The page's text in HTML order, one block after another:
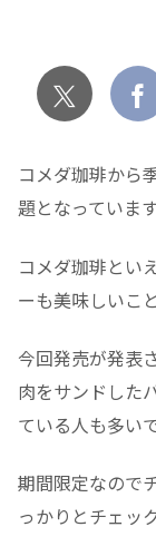
コメダ珈琲から
題となっています
コメダ珈琲とい
ーも美味しいこ
今回発売が発表
肉をサンドした
ている人も多い
期間限定なので
っかりとチェッ